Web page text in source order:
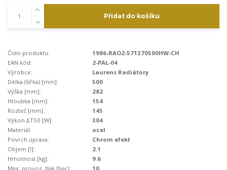
Přidat do košíku
Číslo produktu:
1986-RAO2-571370500HW-CH
EAN kód:
2-PAL-04
Výrobce:
Laurens Radiátory
Délka (šířka) [mm]:
500
Výška [mm]:
282
Hloubka [mm]:
154
Rozteč [mm]:
145
Výkon ∆T50 [W]:
304
Materiál:
ocel
Povrch.úprava:
Chrom efekt
Objem [l]:
2.1
Hmotnost [kg]:
9.6
Max. provoz. tlak [bar]:
10